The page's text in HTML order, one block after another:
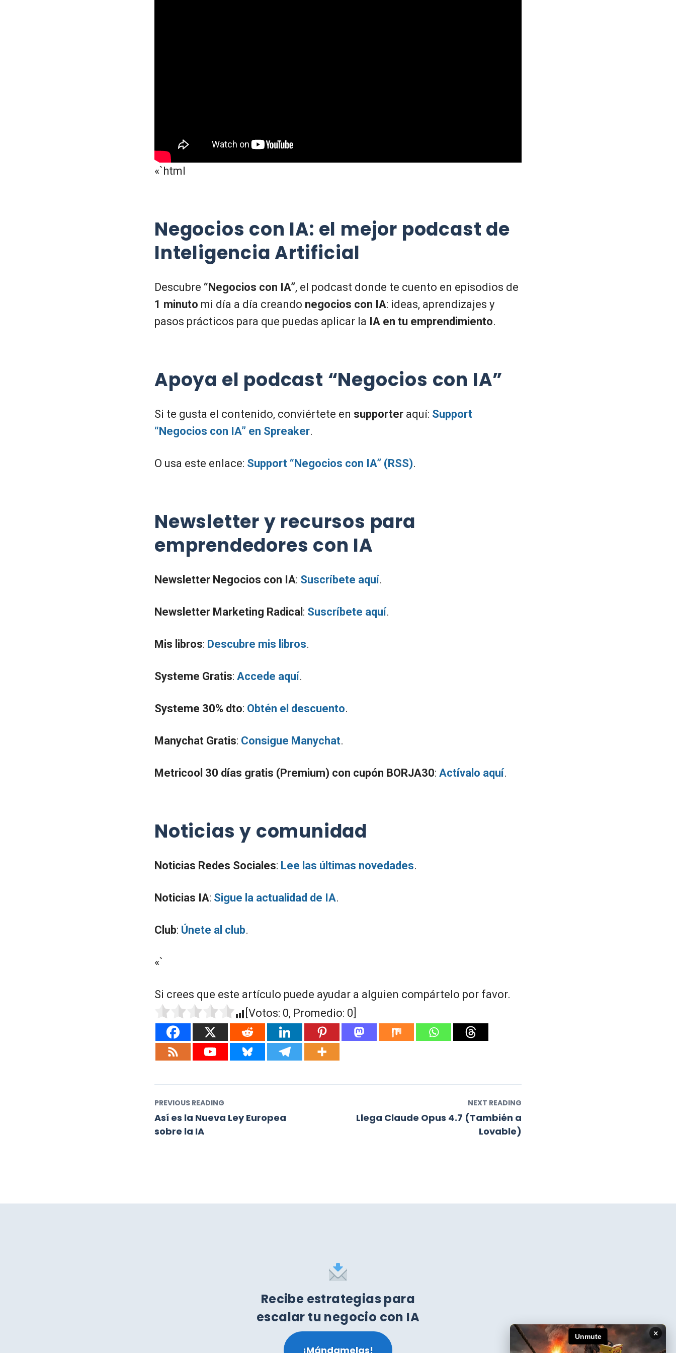
«`html
Negocios con IA: el mejor podcast de
Inteligencia Artificial
Descubre “Negocios con IA”, el podcast donde te cuento en episodios de
1 minuto mi día a día creando negocios con IA: ideas, aprendizajes y
pasos prácticos para que puedas aplicar la IA en tu emprendimiento.
Apoya el podcast “Negocios con IA”
Si te gusta el contenido, conviértete en supporter aquí: Support
“Negocios con IA” en Spreaker.
O usa este enlace: Support “Negocios con IA” (RSS).
Newsletter y recursos para
emprendedores con IA
Newsletter Negocios con IA: Suscríbete aquí.
Newsletter Marketing Radical : Suscríbete aquí.
Mis libros: Descubre mis libros.
Systeme Gratis: Accede aquí.
Systeme 30% dto: Obtén el descuento.
Manychat Gratis: Consigue Manychat.
Metricool 30 días gratis (Premium) con cupón BORJA30: Actívalo aquí.
Noticias y comunidad
Noticias Redes Sociales: Lee las últimas novedades.
Noticias IA: Sigue la actualidad de IA.
Club: Únete al club.
«`
Si crees que este artículo puede ayudar a alguien compártelo por favor.
[Votos: 0, Promedio: 0
PREVIOUS READING
Así es la Nueva Ley Europea
sobre la IA
NEXT READING
Llega Claude Opus 4.7 (También a
Lovable)
Recibe estrategias para
escalar tu negocio con IA
¡Mándamelas!
×